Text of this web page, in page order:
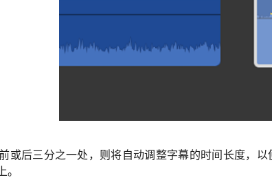
或后三分之一处，则将自动调整字幕的时间长度，